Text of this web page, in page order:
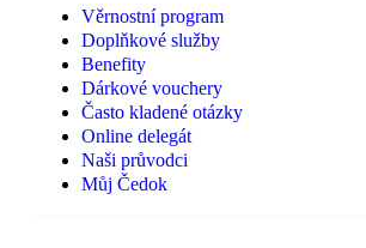
Věrnostní program
Doplňkové služby
Benefity
Dárkové vouchery
Často kladené otázky
Online delegát
Naši průvodci
Můj Čedok